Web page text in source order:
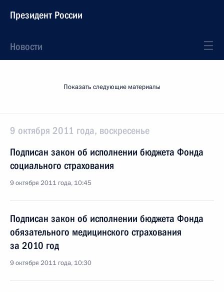
Президент России
Новости
Показать следующие материалы
9 октября 2011 года, воскресенье
Подписан закон об исполнении бюджета Фонда
социального страхования
9 октября 2011 года, 10:45
Подписан закон об исполнении бюджета Фонда
обязательного медицинского страхования
за 2010 год
9 октября 2011 года, 10:30